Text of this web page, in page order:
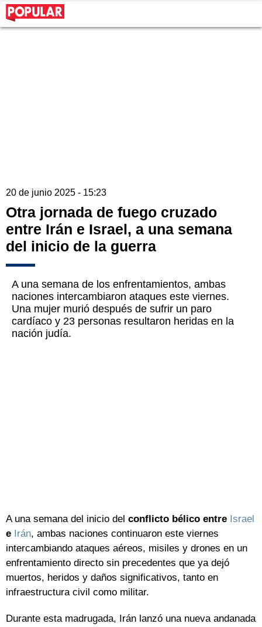
20 de junio 2025 - 15:23
Otra jornada de fuego cruzado
entre Irán e Israel, a una semana
del inicio de la guerra
A una semana de los enfrentamientos, ambas
naciones intercambiaron ataques este viernes.
Una mujer murió después de sufrir un paro
cardíaco y 23 personas resultaron heridas en la
nación judía.
A una semana del inicio del conflicto bélico entre Israel
e Irán, ambas naciones continuaron este viernes
intercambiando ataques aéreos, misiles y drones en un
enfrentamiento directo sin precedentes que ya dejó
muertos, heridos y daños significativos, tanto en
infraestructura civil como militar.
Durante esta madrugada, Irán lanzó una nueva andanada